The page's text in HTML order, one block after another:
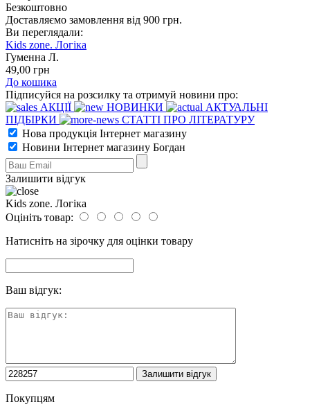
Безкоштовно
Доставляємо замовлення від 900 грн.
Ви переглядали:
Kids zone. Логіка
Гуменна Л.
49,00 грн
До кошика
Підписуйся на розсилку та отримуй новини про:
АКЦІЇ
НОВИНКИ
АКТУАЛЬНІ
ПІДБІРКИ
СТАТТІ ПРО ЛІТЕРАТУРУ
Нова продукція Інтернет магазину
Новини Інтернет магазину Богдан
Залишити відгук
Kids zone. Логіка
Оцініть товар:
Натисніть на зірочку для оцінки товару
Ваш відгук:
Покупцям